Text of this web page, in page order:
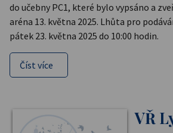
do učebny PC1, které bylo vypsáno a
aréna 13. května 2025. Lhůta pro
pátek 23. května 2025 do 10:00 hodin.
Číst více
VŘ